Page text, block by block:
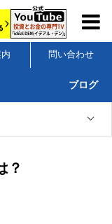
問い合わせ
ブログ
？